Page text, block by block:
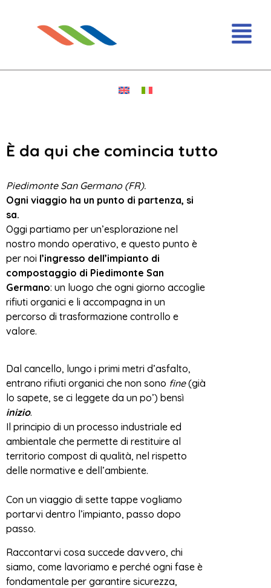
È da qui che comincia tutto
Piedimonte San Germano (FR).
Ogni viaggio ha un punto di partenza, si
sa.
Oggi partiamo per un’esplorazione nel
nostro mondo operativo, e questo punto è
per noi l’ingresso dell’impianto di
compostaggio di Piedimonte San
Germano: un luogo che ogni giorno accoglie
rifiuti organici e li accompagna in un
percorso di trasformazione controllo e
valore.
Dal cancello, lungo i primi metri d’asfalto,
entrano rifiuti organici che non sono fine(già
lo sapete, se ci leggete da un po’) bensì
inizio.
Il principio di un processo industriale ed
ambientale che permette di restituire al
territorio compost di qualità, nel rispetto
delle normative e dell’ambiente.
Con un viaggio di sette tappe vogliamo
portarvi dentro l’impianto, passo dopo
passo.
Raccontarvi cosa succede davvero, chi
siamo, come lavoriamo e perché ogni fase è
fondamentale per garantire sicurezza,